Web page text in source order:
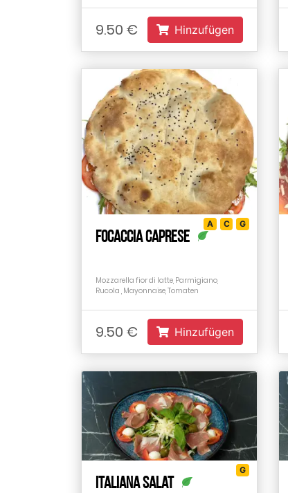
9.50 € Hinzufügen
Focaccia Caprese
A C G
Mozzarella fior di latte, Parmigiano,
Rucola , Mayonnaise, Tomaten
9.50 € Hinzufügen
Italiana Salat
G